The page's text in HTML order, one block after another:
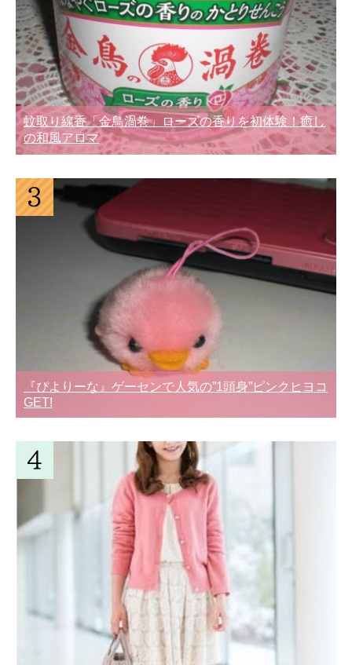
蚊取り線香「金鳥渦巻」ローズの香りを初体験！癒し
の和風アロマ
『ぴよりーな』ゲーセンで人気の”1頭身”ピンクヒヨコ
GET!